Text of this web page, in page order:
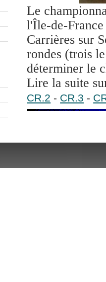
Le
Carrières sur
rondes (trois
déterminer le
Lire la suite
CR.2 - CR.3 -